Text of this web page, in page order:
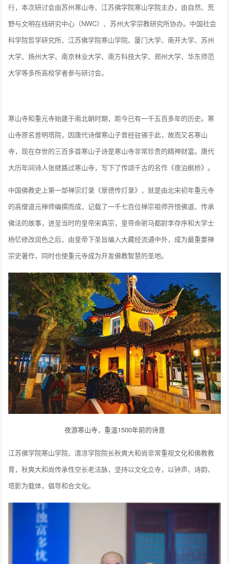
行，本次研讨会由苏州寒山寺、江苏佛学院寒山学院主办，由自然、荒
野与文明在线研究中心（NWC）、苏州大学宗教研究所协办。中国社会
科学院哲学研究所、江苏佛学院寒山学院、厦门大学、南开大学、苏州
大学、扬州大学、南京林业大学、南方科技大学、郑州大学、华东师范
大学等多所高校学者参与研讨会。
寒山寺和重元寺始建于南北朝时期，距今已有一千五百多年的历史。寒
山寺原名普明塔院，因唐代诗僧寒山子曾经驻锡于此，故而又名寒山
寺，现在存世的三百多首寒山子诗是寒山寺非常珍贵的精神财富。唐代
大历年间诗人张继路过寒山寺，写下了传颂千古的名作《夜泊枫桥》。
中国佛教史上第一部禅宗灯录《景德传灯录》，就是由北宋初年重元寺
的高僧道元禅师编撰而成，记载了一千七百位禅宗祖师开悟佛道、传承
佛法的故事，进呈当时的皇帝宋真宗，皇帝命驸马都尉李存序和大学士
杨忆修改润色之后，由皇帝下圣旨编入大藏经流通中外，成为最重要禅
宗史著作，同时也使重元寺成为开发佛教智慧的圣地。
夜游寒山寺，重温1500年前的诗意
江苏佛学院寒山学院、清凉学院院长秋爽大和尚非常重视文化和佛教教
育，秋爽大和尚传承性空长老法脉，坚持以文化立寺，以钟声、诗韵、
塔影为载体，倡导和合文化。